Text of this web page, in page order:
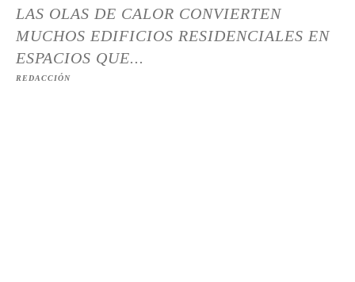
LAS OLAS DE CALOR CONVIERTEN
MUCHOS EDIFICIOS RESIDENCIALES EN
ESPACIOS QUE...
REDACCIÓN